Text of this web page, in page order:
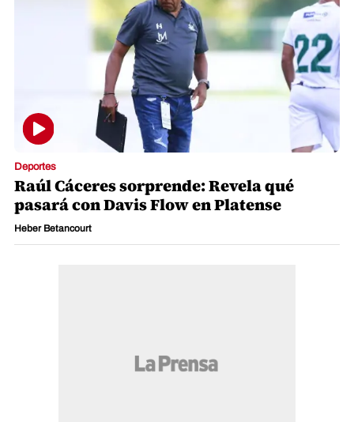
Deportes
Raúl Cáceres sorprende: Revela qué
pasará con Davis Flow en Platense
Heber Betancourt